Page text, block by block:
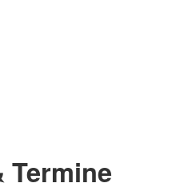
Termine